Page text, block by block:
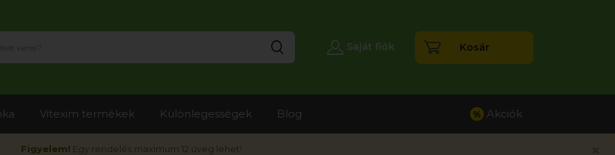
Figyelem! Egy rendelés maximum 12 üveg lehet!
Saját fiók Kosár
Vitexim termékek Különlegességek Blog % Akciók